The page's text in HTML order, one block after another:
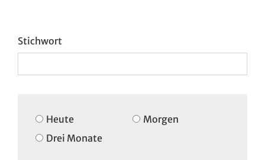
Heute
Morgen
Drei Monate